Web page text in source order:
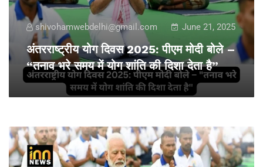
shivohamwebdelhi@gmail.com June 21, 2025
अंतरराष्ट्रीय योग दिवस 2025: पीएम मोदी बोले –
“तनाव भरे समय में योग शांति की दिशा देता है”